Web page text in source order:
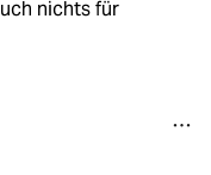
nichts für